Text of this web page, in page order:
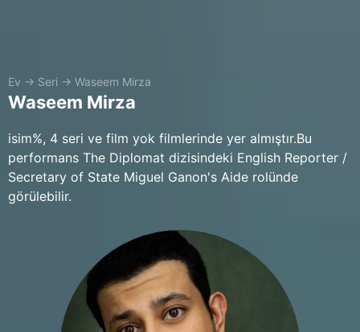
Ev → Seri → Waseem Mirza
Waseem Mirza
isim%, 4 seri ve film yok filmlerinde yer almıştır.Bu
performans The Diplomat dizisindeki English Reporter /
Secretary of State Miguel Ganon's Aide rolünde
görülebilir.